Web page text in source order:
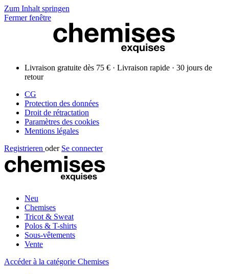
Zum Inhalt springen
Fermer fenêtre
Livraison gratuite dès 75 € · Livraison rapide · 30 jours de
retour
CG
Protection des données
Droit de rétractation
Paramètres des cookies
Mentions légales
Registrieren oder Se connecter
Neu
Chemises
Tricot & Sweat
Polos & T-shirts
Sous-vêtements
Vente
Accéder à la catégorie Chemises